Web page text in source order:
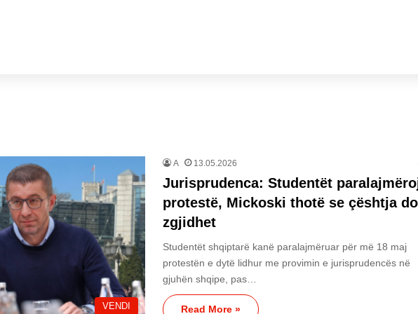
VENDI
A 13.05.2026
Jurisprudenca: Studentët
protestë, Mickoski thotë se çështja
zgjidhet
Studentët shqiptarë kanë paralajmëruar për më 18 maj
protestën e dytë lidhur me provimin e jurisprudencës në
gjuhën shqipe, pas…
Read More »